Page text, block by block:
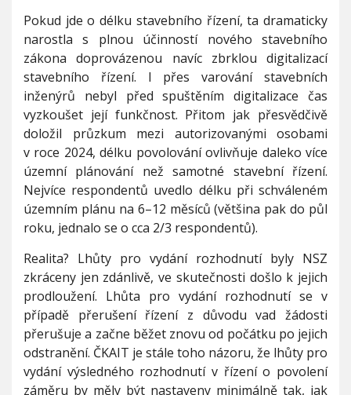
Pokud jde o délku stavebního řízení, ta dramaticky
narostla s plnou účinností nového stavebního
zákona doprovázenou navíc zbrklou digitalizací
stavebního řízení. I přes varování stavebních
inženýrů nebyl před spuštěním digitalizace čas
vyzkoušet její funkčnost. Přitom jak přesvědčivě
doložil průzkum mezi autorizovanými osobami
v roce 2024, délku povolování ovlivňuje daleko více
územní plánování než samotné stavební řízení.
Nejvíce respondentů uvedlo délku při schváleném
územním plánu na 6–12 měsíců (většina pak do půl
roku, jednalo se o cca 2/3 respondentů).
Realita? Lhůty pro vydání rozhodnutí byly NSZ
zkráceny jen zdánlivě, ve skutečnosti došlo k jejich
prodloužení. Lhůta pro vydání rozhodnutí se v
případě přerušení řízení z důvodu vad žádosti
přerušuje a začne běžet znovu od počátku po jejich
odstranění. ČKAIT je stále toho názoru, že lhůty pro
vydání výsledného rozhodnutí v řízení o povolení
záměru by měly být nastaveny minimálně tak, jak